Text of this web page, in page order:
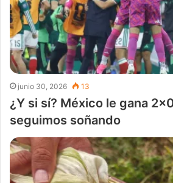
junio 30, 2026 13
¿Y si sí? México le gana
seguimos soñando